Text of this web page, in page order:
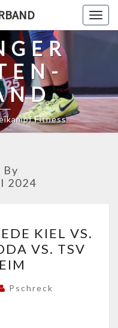
Fitness
By
2024
KIEL VS.
VS. TSV
Pschreck